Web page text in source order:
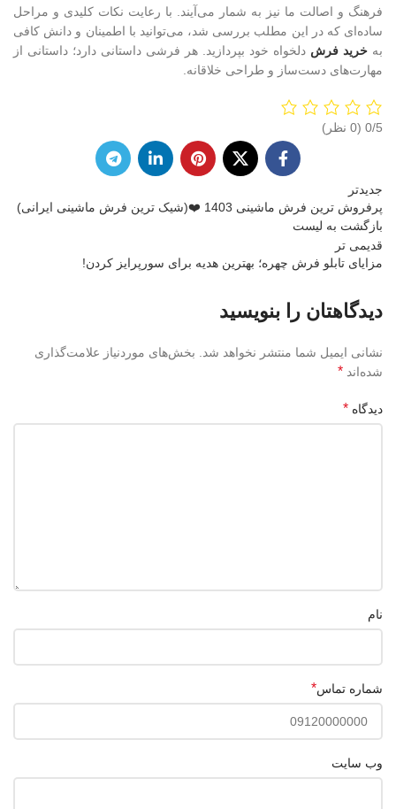
فرهنگ و اصالت ما نیز به شمار می‌آیند. با رعایت نکات کلیدی و مراحل
ساده‌ای که در این مطلب بررسی شد، می‌توانید با اطمینان و دانش کافی
به خرید فرش دلخواه خود بپردازید. هر فرشی داستانی دارد؛ داستانی از
مهارت‌های دست‌ساز و طراحی خلاقانه.
‫0/5
جدیدتر
پرفروش ترین فرش ماشینی 1403 ❤️(شیک ترین فرش ماشینی ایرانی)
بازگشت به لیست
قدیمی تر
مزایای تابلو فرش چهره؛ بهترین هدیه برای سورپرایز کردن!
دیدگاهتان را بنویسید
نشانی ایمیل شما منتشر نخواهد شد. بخش‌های موردنیاز علامت‌گذاری
شده‌اند *
دیدگاه *
نام
شماره تماس*
وب‌ سایت